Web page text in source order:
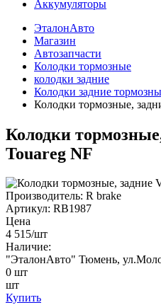
Аккумуляторы
ЭталонАвто
Магазин
Автозапчасти
Колодки тормозные
колодки задние
Колодки задние
Колодки тормозные,
Колодки
Touareg NF
Производитель: R brake
Артикул: RB1987
Цена
4 515/шт
Наличие:
"ЭталонАвто" Тюмень,
0 шт
шт
Купить